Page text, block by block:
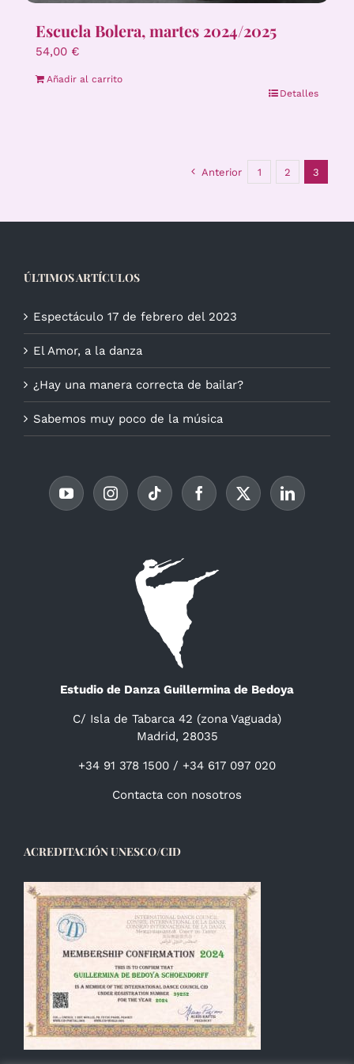
Escuela Bolera, martes 2024/2025
54,00 €
Añadir al carrito
Detalles
Anterior 1 2 3
ÚLTIMOS ARTÍCULOS
Espectáculo 17 de febrero del 2023
El Amor, a la danza
¿Hay una manera correcta de bailar?
Sabemos muy poco de la música
Estudio de Danza Guillermina de Bedoya
C/ Isla de Tabarca 42 (zona Vaguada)
Madrid, 28035
+34 91 378 1500 / +34 617 097 020
Contacta con nosotros
ACREDITACIÓN UNESCO/CID